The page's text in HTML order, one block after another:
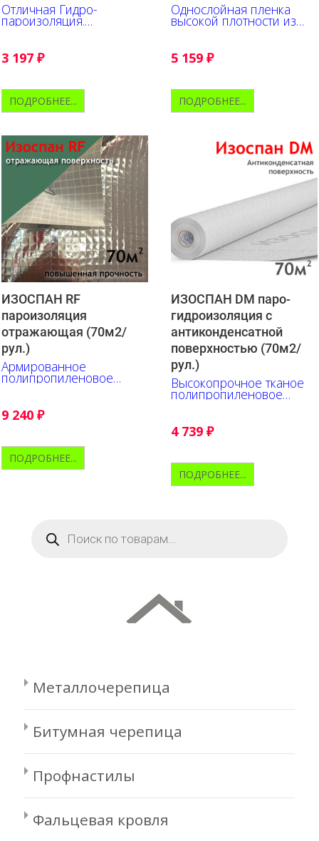
Отличная Гидро-
пароизоляция.
Исключительно прочна и
Нанесена разметка.
3 197 ₽
ПОДРОБНЕЕ...
Однослойная пленка
высокой плотности из
5 159 ₽
ПОДРОБНЕЕ...
ИЗОСПАН RF
пароизоляция
отражающая (70м2/
рул.)
Армированное
полипропиленовое
полотно c
полипропиленовой
пленкой
9 240 ₽
ПОДРОБНЕЕ...
ИЗОСПАН DM паро-
гидроизоляция c
антиконденсатной
поверхностью (70м2/
рул.)
Высокопрочное тканое
полипропиленовое
полотно с
поверхностью
4 739 ₽
ПОДРОБНЕЕ...
товаров
Металлочерепица
Битумная черепица
Профнастилы
Фальцевая кровля